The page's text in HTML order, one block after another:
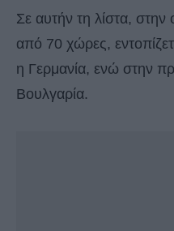
Σε αυτήν τη λίστα,
από 70 χώρες,
η Γερμανία, ενώ στην
Βουλγαρία.